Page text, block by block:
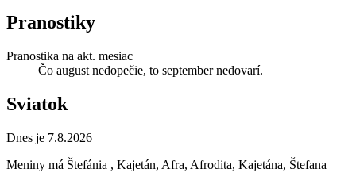
Pranostiky
Pranostika na akt. mesiac
Čo august nedopečie, to september nedovarí.
Sviatok
Dnes je 7.8.2026
Meniny má Štefánia , Kajetán, Afra, Afrodita, Kajetána, Štefana